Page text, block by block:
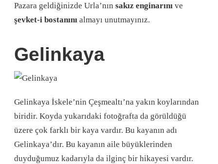
Pazara geldiğinizde Urla’nın sakız enginarını ve
şevket-i bostanını almayı unutmayınız.
Gelinkaya
Gelinkaya İskele’nin Çeşmealtı’na yakın koylarından
biridir. Koyda yukarıdaki fotoğrafta da görüldüğü
üzere çok farklı bir kaya vardır. Bu kayanın adı
Gelinkaya’dır. Bu kayanın aile büyüklerinden
duyduğumuz kadarıyla da ilginç bir hikayesi vardır.